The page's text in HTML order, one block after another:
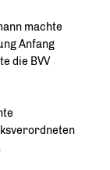
machte
Anfang
die BVV